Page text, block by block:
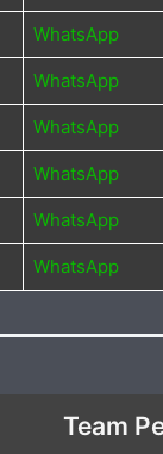
WhatsApp
WhatsApp
WhatsApp
WhatsApp
WhatsApp
WhatsApp
Team